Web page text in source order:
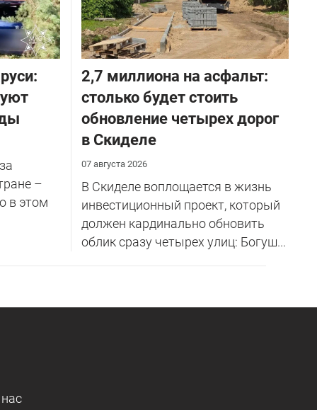
–
в этом
2,7 миллиона на асфальт:
столько будет стоить
обновление четырех дорог
в Скиделе
07 августа 2026
В Скиделе воплощается в жизнь
инвестиционный проект, который
должен кардинально обновить
облик сразу четырех улиц: Богуш...